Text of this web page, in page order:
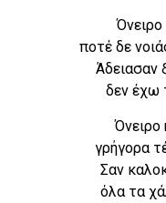
ποτέ δε
Άδειασαν
δεν έχω
γρήγορα
Σαν
όλα τα